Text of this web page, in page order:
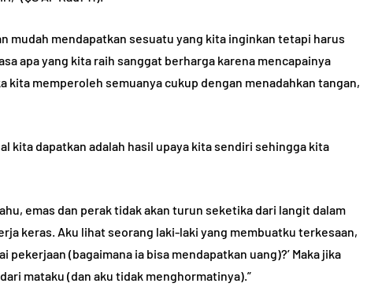
mudah mendapatkan sesuatu yang kita inginkan tetapi harus
apa yang kita raih sanggat berharga karena mencapainya
kita memperoleh semuanya cukup dengan menadahkan tangan,
kita dapatkan adalah hasil upaya kita sendiri sehingga kita
emas dan perak tidak akan turun seketika dari langit dalam
keras. Aku lihat seorang laki-laki yang membuatku terkesaan,
pekerjaan (bagaimana ia bisa mendapatkan uang)?’ Maka jika
mataku (dan aku tidak menghormatinya).”
Baik dan
March 15, 2022
Masuk Instansi dengan
ByAbu Umar August 29, 2023